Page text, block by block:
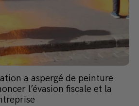
a aspergé de peinture
l’évasion fiscale et la